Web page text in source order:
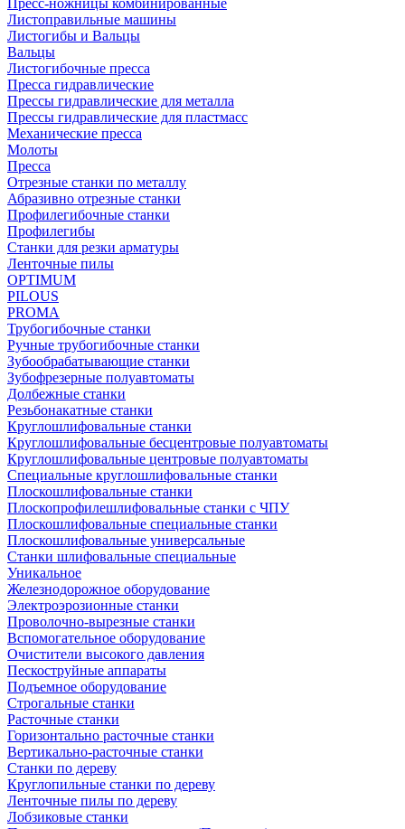
Пресс-ножницы комбинированные
Листоправильные машины
Листогибы и Вальцы
Вальцы
Листогибочные пресса
Пресса гидравлические
Прессы гидравлические для металла
Прессы гидравлические для пластмасс
Механические пресса
Молоты
Пресса
Отрезные станки по металлу
Абразивно отрезные станки
Профилегибочные станки
Профилегибы
Станки для резки арматуры
Ленточные пилы
OPTIMUM
PILOUS
PROMA
Трубогибочные станки
Ручные трубогибочные станки
Зубообрабатывающие станки
Зубофрезерные полуавтоматы
Долбежные станки
Резьбонакатные станки
Круглошлифовальные станки
Круглошлифовальные бесцентровые полуавтоматы
Круглошлифовальные центровые полуавтоматы
Специальные круглошлифовальные станки
Плоскошлифовальные станки
Плоскопрофилешлифовальные станки с ЧПУ
Плоскошлифовальные специальные станки
Плоскошлифовальные универсальные
Станки шлифовальные специальные
Уникальное
Железнодорожное оборудование
Электроэрозионные станки
Проволочно-вырезные станки
Вспомогательное оборудование
Очистители высокого давления
Пескоструйные аппараты
Подъемное оборудование
Строгальные станки
Расточные станки
Горизонтально расточные станки
Вертикально-расточные станки
Станки по дереву
Круглопильные станки по дереву
Ленточные пилы по дереву
Лобзиковые станки